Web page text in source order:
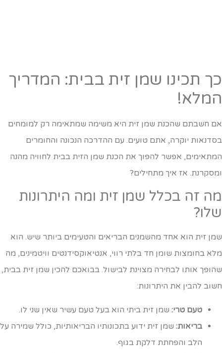
תכינו שמן זית בבית: המדריך
חשבתם שהכנת שמן זית היא משימה שמתאימה רק למומחים
יוקרה, אתם טועים. עם ההדרכה הנכונה והחומרים
אפשר להפוך את הכנת שמן הזית בבית לחוויה מהנה
אז איך מתחילים?
זה בכלל שמן זית ומה היתרונות
זית הוא אחד מהשמנים הבריאים והטעימים ביותר שיש. הוא
בחומצות שומן חד בלתי רווי, אנטיאוקסידנטים וויטמינים, מה
אותו לבחירה מצוינת לבישול. בבואכם להכין שמן זית בבית,
להבין את היתרונות:
טעם טרי:שמן זית ביתי הוא בעל טעם עשיר שאין שני לו.
בריאות:שמן זית ידוע בתכונותיו הבריאותיות, כולל שמירה על
הלב והפחתת דלקת בגוף.